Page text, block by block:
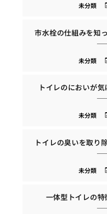
未分類
市水栓の仕組みを知
未分類
トイレのにおいが
未分類
トイレの臭いを取り
未分類
一体型トイレの